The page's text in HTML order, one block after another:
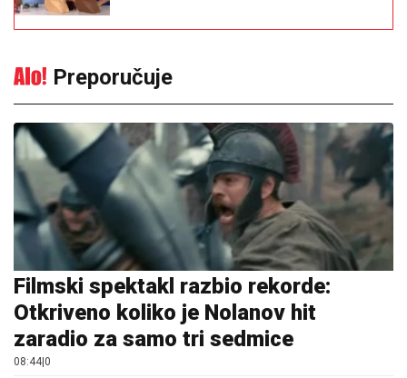
Preporučuje
Filmski spektakl razbio rekorde:
Otkriveno koliko je Nolanov hit
zaradio za samo tri sedmice
08:44|0